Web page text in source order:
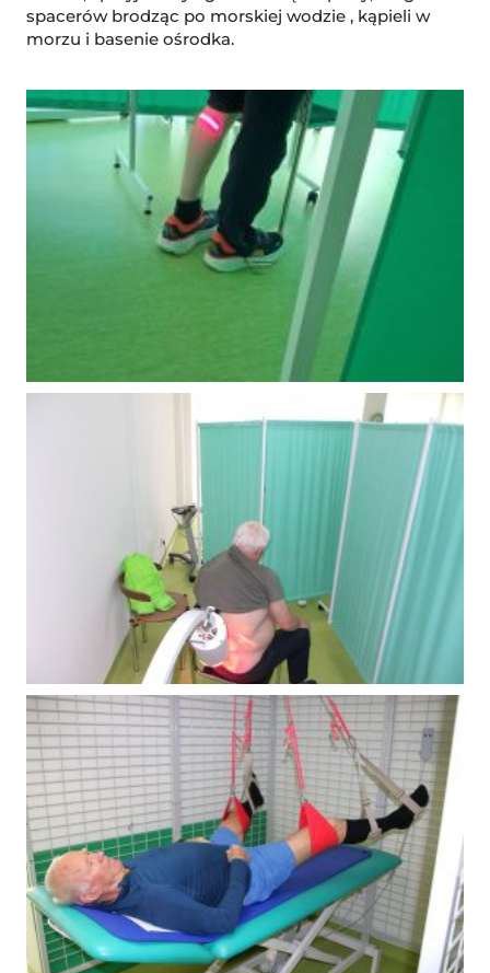
spacerów brodząc po morskiej wodzie , kąpieli w
morzu i basenie ośrodka.